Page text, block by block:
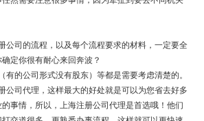
司的流程，以及每个流程要求的材料，一定要全
定你很有耐心来回奔波？
的公司形式没有股东）等都是需要考虑清楚的。
司代理，这样最大的好处就是可以为您省去好多
事情，所以，上海注册公司代理是首选哦！他们